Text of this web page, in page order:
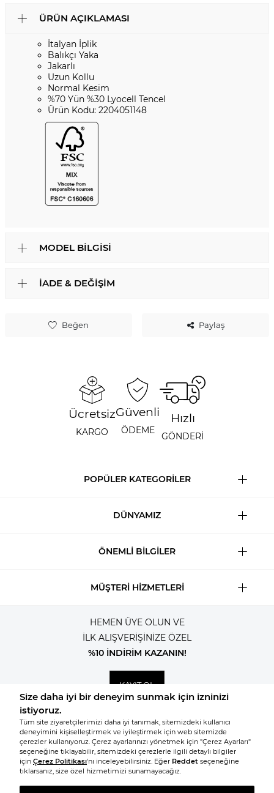
Beğen Paylaş
ÜRÜN AÇIKLAMASI
İtalyan İplik
Balıkçı Yaka
Jakarlı
Uzun Kollu
Normal Kesim
%70 Yün %30 Lyocell Tencel
Ürün Kodu: 2204051148
MODEL BILGISI
İADE & DEĞIŞIM
Ücretsiz
KARGO
Güvenli
ÖDEME
Hızlı
GÖNDERİ
POPÜLER KATEGORİLER
DÜNYAMIZ
ÖNEMLİ BİLGİLER
MÜŞTERİ HİZMETLERİ
HEMEN ÜYE OLUN VE
İLK ALIŞVERİŞİNİZE ÖZEL
%10 İNDİRİM KAZANIN!
KAYIT OL